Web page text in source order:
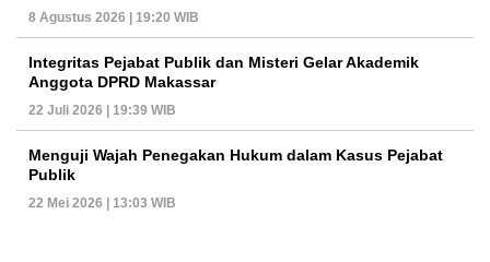
8 Agustus 2026 | 19:20 WIB
Integritas Pejabat Publik dan Misteri Gelar Akademik
Anggota DPRD Makassar
22 Juli 2026 | 19:39 WIB
Menguji Wajah Penegakan Hukum dalam Kasus Pejabat
Publik
22 Mei 2026 | 13:03 WIB